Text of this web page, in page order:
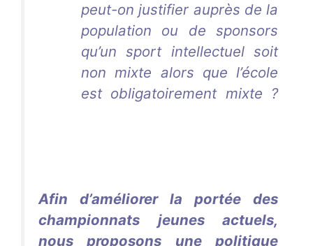
peut-on justifier auprès de la
population ou de sponsors
qu’un sport intellectuel soit
non mixte alors que l’école
est obligatoirement mixte ?
Afin d’améliorer la portée des
championnats jeunes actuels,
nous proposons une politique